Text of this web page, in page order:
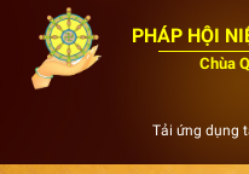
PHÁP HỘI
Chùa
Tải ứng dụng